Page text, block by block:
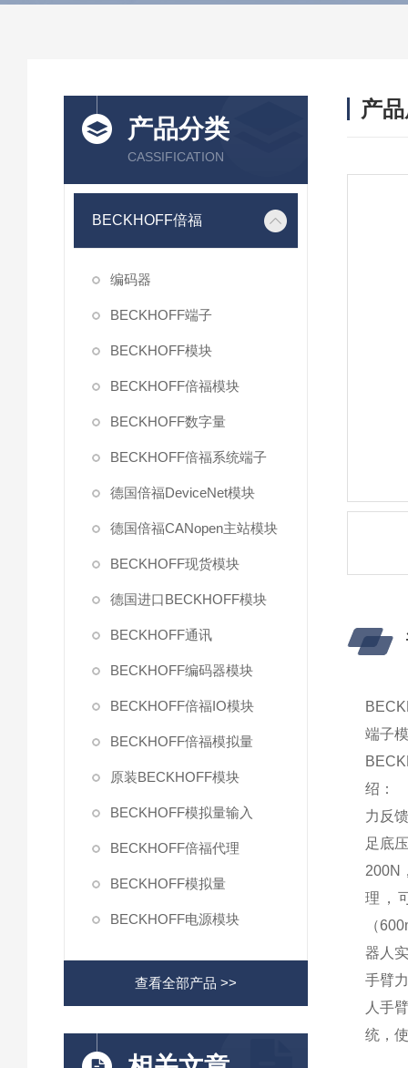
产品分类
CASSIFICATION
BECKHOFF倍福
编码器
BECKHOFF端子
BECKHOFF模块
BECKHOFF倍福模块
BECKHOFF数字量
BECKHOFF倍福系统端子
德国倍福DeviceNet模块
德国倍福CANopen主站模块
BECKHOFF现货模块
德国进口BECKHOFF模块
BECKHOFF通讯
BECKHOFF编码器模块
BECKHOFF倍福IO模块
BECKHOFF倍福模拟量
原装BECKHOFF模块
BECKHOFF模拟量输入
BECKHOFF倍福代理
BECKHOFF模拟量
BECKHOFF电源模块
查看全部产品 >>
产
端子
绍：
力反
足底
200N
理，
（
器人
手臂
人手
统，